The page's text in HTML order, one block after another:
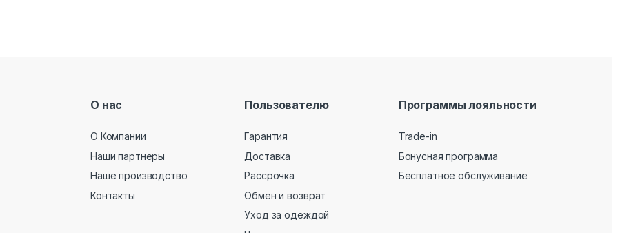
О нас
О Компании
Наши партнеры
Наше производство
Контакты
Пользователю
Гарантия
Доставка
Рассрочка
Обмен и возврат
Уход за одеждой
Программы лояльности
Trade-in
Бонусная программа
Бесплатное обслуживание